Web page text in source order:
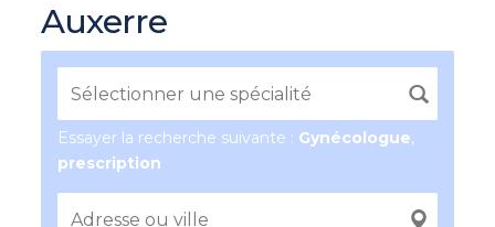
Auxerre
Essayer la recherche suivante : Gynécologue,
prescription